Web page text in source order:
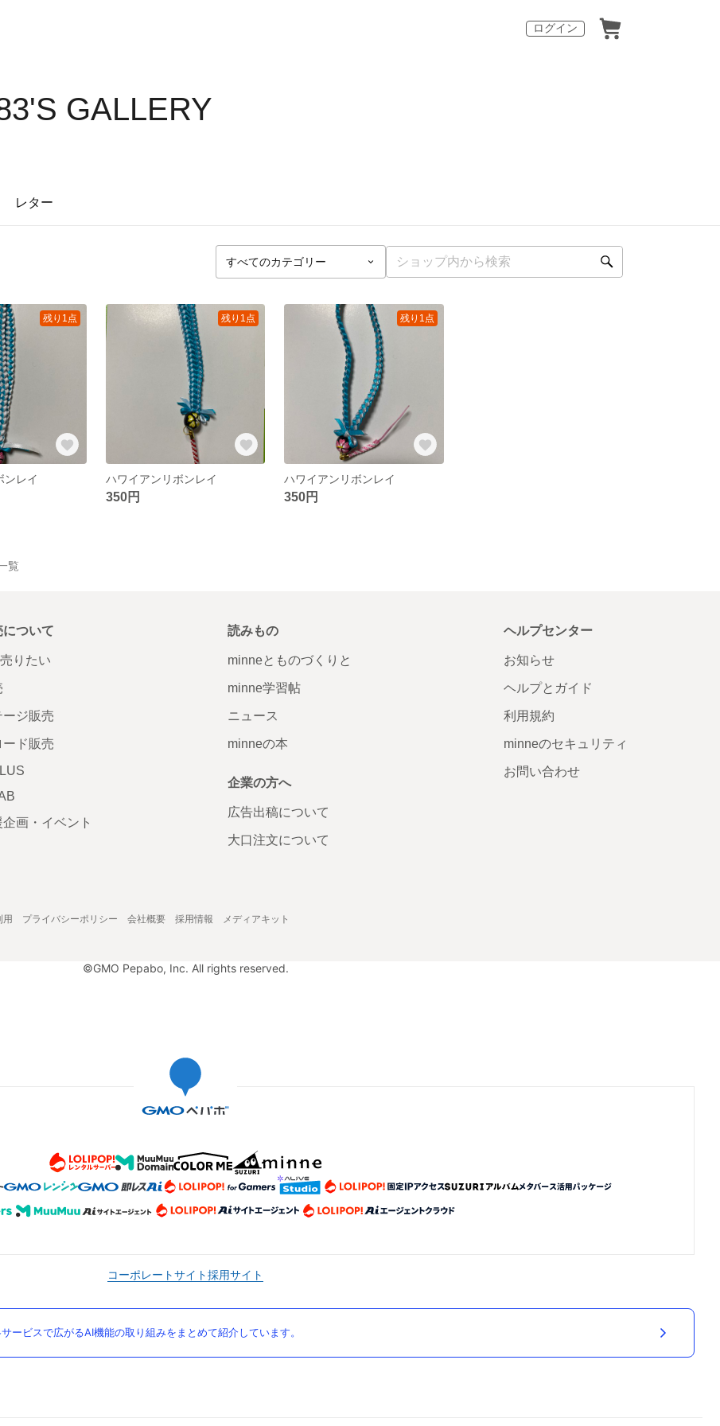
ログイン
GALLERY
レター
残り1点
ンレイ
残り1点
ハワイアンリボンレイ
350円
残り1点
ハワイアンリボンレイ
350円
覧
ついて
りたい
ージ販売
ード販売
画・イベント
読みもの
minneとものづくりと
minne学習帖
ニュース
minneの本
企業の方へ
広告出稿について
大口注文について
ヘルプセンター
お知らせ
ヘルプとガイド
利用規約
minneのセキュリティ
お問い合わせ
用 プライバシーポリシー 会社概要 採用情報 メディアキット
©GMO Pepabo, Inc. All rights reserved.
コーポレートサイト採用サイト
ービスで広がるAI機能の取り組みをまとめて紹介しています。